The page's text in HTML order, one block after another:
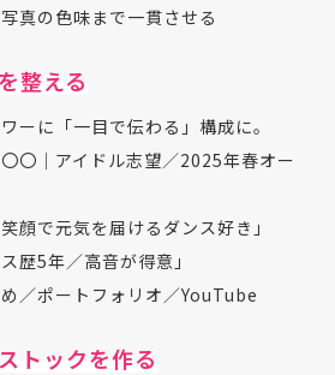
真の色味まで一貫させる
整える
ーに「一目で伝わる」構成に。
〇｜アイドル志望／2025年春オー
顔で元気を届けるダンス好き」
歴5年／高音が得意」
／ポートフォリオ／YouTube
トックを作る